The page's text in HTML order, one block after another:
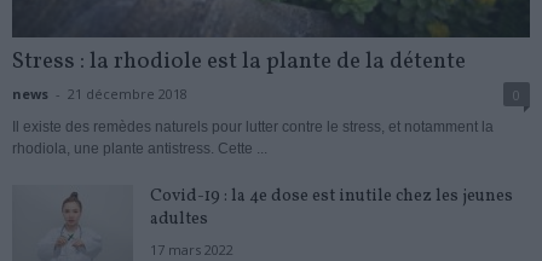
Stress : la rhodiole est la plante de la détente
news - 21 décembre 2018 0
Il existe des remèdes naturels pour lutter contre le stress, et notamment la
rhodiola, une plante antistress. Cette ...
Covid-19 : la 4e dose est inutile chez les jeunes
adultes
17 mars 2022